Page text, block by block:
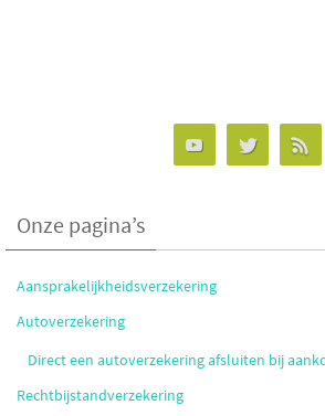
Onze pagina’s
Aansprakelijkheidsverzekering
Autoverzekering
Direct een autoverzekering afsluiten bij
Rechtbijstandverzekering